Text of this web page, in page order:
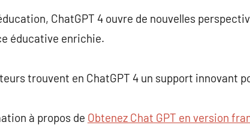
ChatGPT 4 ouvre de nouvelles
éducative enrichie.
trouvent en ChatGPT 4 un support innovant
à propos de Obtenez Chat GPT en version